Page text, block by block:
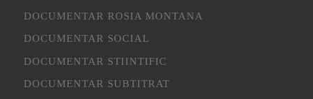
DOCUMENTAR ROSIA MONTANA
DOCUMENTAR SOCIAL
DOCUMENTAR STIINTIFIC
DOCUMENTAR SUBTITRAT